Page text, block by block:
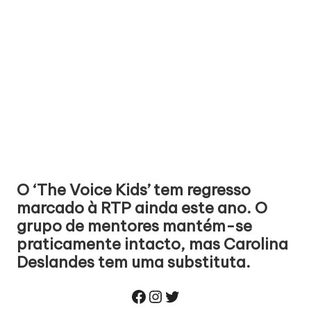
O ‘The Voice Kids’ tem regresso
marcado à RTP ainda este ano. O
grupo de mentores mantém-se
praticamente intacto, mas Carolina
Deslandes tem uma substituta.
Facebook
Instagram
Twitter